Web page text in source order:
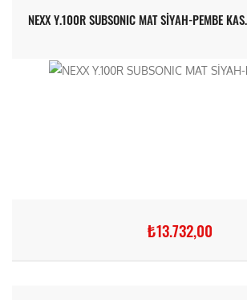
NEXX Y.100R SUBSONIC MAT SİYAH-PEMBE
₺13.732,00